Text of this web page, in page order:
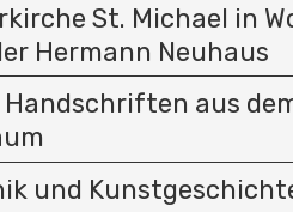
St. Michael in
Hermann Neuhaus
Handschriften aus
und